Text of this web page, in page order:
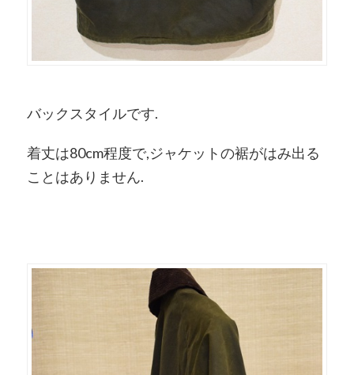
バックスタイルです.
着丈は80cm程度で,ジャケットの裾がはみ出る
ことはありません.